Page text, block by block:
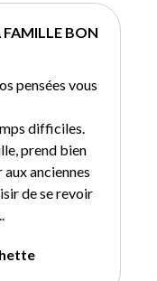
FAMILLE BON
pensées vous
difficiles.
prend bien
anciennes
de se revoir